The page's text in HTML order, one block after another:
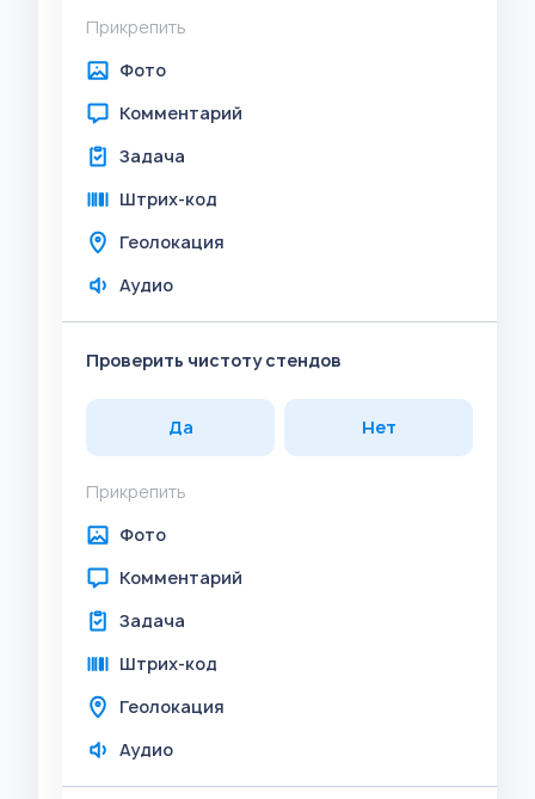
Прикрепить
Фото
Комментарий
Задача
Штрих-код
Геолокация
Аудио
Проверить чистоту стендов
Да Нет
Прикрепить
Фото
Комментарий
Задача
Штрих-код
Геолокация
Аудио